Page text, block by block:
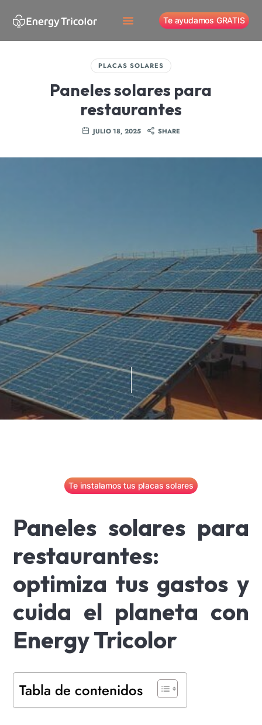
Te ayudamos GRATIS
PLACAS SOLARES
Paneles solares para
restaurantes
JULIO 18, 2025 SHARE
Te instalamos tus placas solares
Paneles solares para
restaurantes:
optimiza tus gastos y
cuida el planeta con
Energy Tricolor
Tabla de contenidos